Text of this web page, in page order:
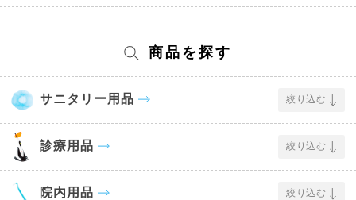
商品を探す
サニタリー用品 絞り込む
診療用品 絞り込む
院内用品 絞り込む